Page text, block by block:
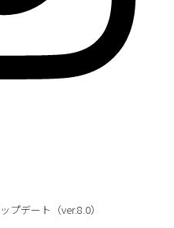
プデート（ver.8.0）